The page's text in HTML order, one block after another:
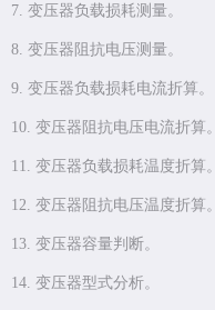
7. 变压器负载损耗测量。
8. 变压器阻抗电压测量。
9. 变压器负载损耗电流折算。
10. 变压器阻抗电压电流折算。
11. 变压器负载损耗温度折算。
12. 变压器阻抗电压温度折算。
13. 变压器容量判断。
14. 变压器型式分析。